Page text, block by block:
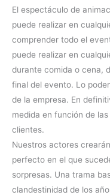
El espectáculo de
puede realizar en
comprender todo el
puede realizar en
durante comida o cena,
final del evento. Lo
de la empresa. En
medida en función de
clientes.
Nuestros actores
perfecto en el que
sorpresas. Una trama
clandestinidad de los